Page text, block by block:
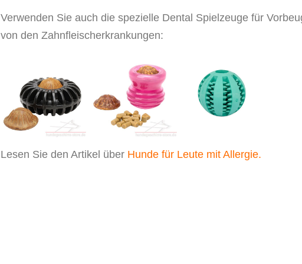
Verwenden Sie auch die spezielle Dental Spielzeuge für
von den Zahnfleischerkrankungen:
Lesen Sie den Artikel über Hunde für Leute mit Allergie.